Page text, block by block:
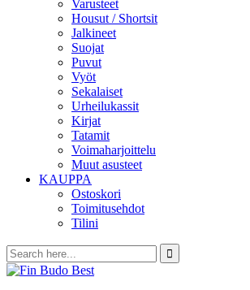
Varusteet
Housut / Shortsit
Jalkineet
Suojat
Puvut
Vyöt
Sekalaiset
Urheilukassit
Kirjat
Tatamit
Voimaharjoittelu
Muut asusteet
KAUPPA
Ostoskori
Toimitusehdot
Tilini